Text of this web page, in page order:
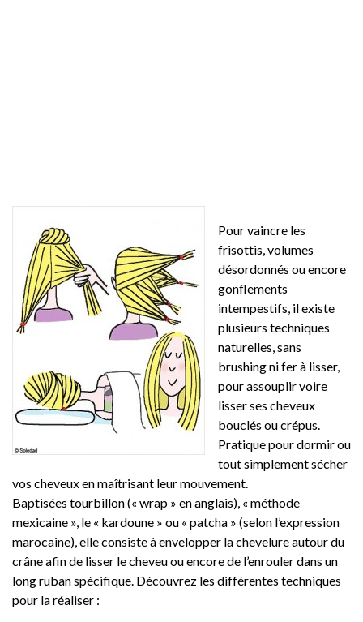
Pour vaincre les
frisottis, volumes
désordonnés ou encore
gonflements
intempestifs, il existe
plusieurs techniques
naturelles, sans
brushing ni fer à lisser,
pour assouplir voire
lisser ses cheveux
bouclés ou crépus.
Pratique pour dormir ou
tout simplement sécher
vos cheveux en maîtrisant leur mouvement.
Baptisées tourbillon (« wrap » en anglais), « méthode
mexicaine », le « kardoune » ou « patcha » (selon l’expression
marocaine), elle consiste à envelopper la chevelure autour du
crâne afin de lisser le cheveu ou encore de l’enrouler dans un
long ruban spécifique. Découvrez les différentes techniques
pour la réaliser :